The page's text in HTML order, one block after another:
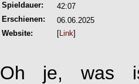
Spieldauer:
42:07
Erschienen:
06.06.2025
Website:
[Link]
Oh je, was